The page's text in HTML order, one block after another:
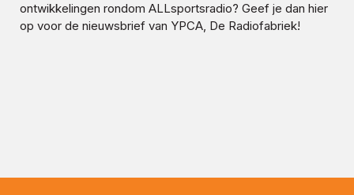
ontwikkelingen rondom ALLsportsradio? Geef je dan hier
op voor de nieuwsbrief van YPCA, De Radiofabriek!